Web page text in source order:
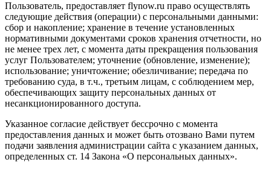
Пользователь, предоставляет flynow.ru право осуществлять
следующие действия (операции) с персональными данными:
сбор и накопление; хранение в течение установленных
нормативными документами сроков хранения отчетности, но
не менее трех лет, с момента даты прекращения пользования
услуг Пользователем; уточнение (обновление, изменение);
использование; уничтожение; обезличивание; передача по
требованию суда, в т.ч., третьим лицам, с соблюдением мер,
обеспечивающих защиту персональных данных от
несанкционированного доступа.
Указанное согласие действует бессрочно с момента
предоставления данных и может быть отозвано Вами путем
подачи заявления администрации сайта с указанием данных,
определенных ст. 14 Закона «О персональных данных».